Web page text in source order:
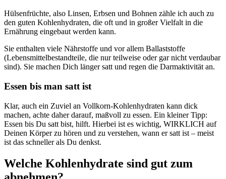
Hülsenfrüchte, also Linsen, Erbsen und Bohnen zähle ich auch zu
den guten Kohlenhydraten, die oft und in großer Vielfalt in die
Ernährung eingebaut werden kann.
Sie enthalten viele Nährstoffe und vor allem Ballaststoffe
(Lebensmittelbestandteile, die nur teilweise oder gar nicht verdaubar
sind). Sie machen Dich länger satt und regen die Darmaktivität an.
Essen bis man satt ist
Klar, auch ein Zuviel an Vollkorn-Kohlenhydraten kann dick
machen, achte daher darauf, maßvoll zu essen. Ein kleiner Tipp:
Essen bis Du satt bist, hilft. Hierbei ist es wichtig, WIRKLICH auf
Deinen Körper zu hören und zu verstehen, wann er satt ist – meist
ist das schneller als Du denkst.
Welche Kohlenhydrate sind gut zum